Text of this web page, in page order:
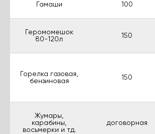
Гамаши 100
Геромомешок
80-120л
150
Горелка газовая,
бензиновая
150
Жумары,
карабины,
восьмерки и тд.
договорная